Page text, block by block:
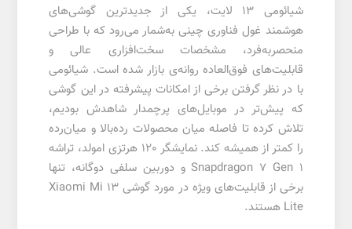
شیائومی 13 لایت، یکی از جدیدترین گوشی‌های
هوشمند غول فناوری چینی به‌شمار می‌رود که با طراحی
منحصربه‌فرد، مشخصات سخت‌افزاری عالی و
قابلیت‌های فوق‌العاده روانه‌ی بازار شده است. شیائومی
با در نظر گرفتن برخی از امکانات پیشرفته در این گوشی
که پیش‌تر در موبایل‌های پرچمدار شاهدش بودیم،
تلاش کرده تا فاصله میان محصولات رده‌بالا و میان‌رده
را کمتر از همیشه کند. نمایشگر 120 هرتزی امولد، تراشه
Snapdragon 7 Gen 1 و دوربین سلفی دوگانه، تنها
برخی از قابلیت‌های ویژه در مورد گوشی Xiaomi Mi 13
Lite هستند.